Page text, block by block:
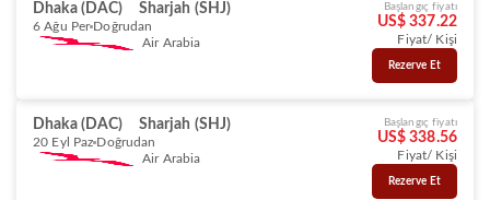
Dhaka (DAC) Sharjah (SHJ)
6 Ağu Per Doğrudan
Air Arabia
Başlangıç fiyatı
US$ 337.22
Fiyat/ Kişi
Rezerve Et
Dhaka (DAC) Sharjah (SHJ)
20 Eyl Paz Doğrudan
Air Arabia
Başlangıç fiyatı
US$ 338.56
Fiyat/ Kişi
Rezerve Et